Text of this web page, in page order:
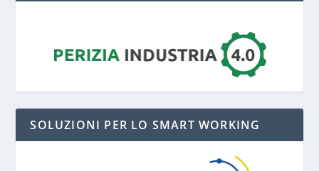
SOLUZIONI PER LO SMART WORKING